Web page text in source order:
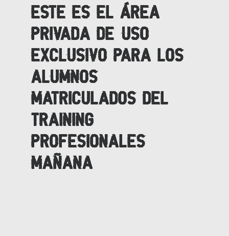
ESTE ES EL ÁREA
PRIVADA DE USO
EXCLUSIVO PARA LOS
ALUMNOS
MATRICULADOS DEL
TRAINING
PROFESIONALES
MAÑANA